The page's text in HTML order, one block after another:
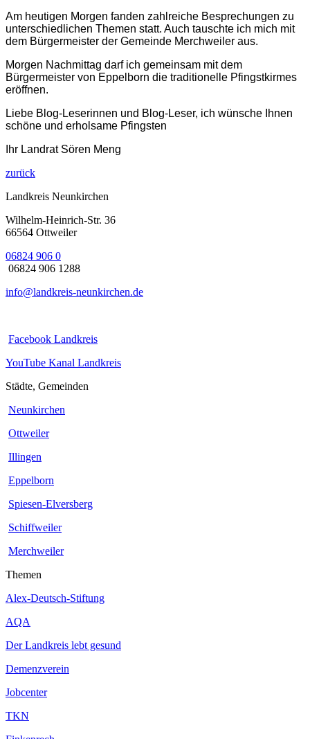
Am heutigen Morgen fanden zahlreiche Besprechungen zu
unterschiedlichen Themen statt. Auch tauschte ich mich mit
dem Bürgermeister der Gemeinde Merchweiler aus.
Morgen Nachmittag darf ich gemeinsam mit dem
Bürgermeister von Eppelborn die traditionelle Pfingstkirmes
eröffnen.
Liebe Blog-Leserinnen und Blog-Leser, ich wünsche Ihnen
schöne und erholsame Pfingsten
Ihr Landrat Sören Meng
zurück
Landkreis Neunkirchen
Wilhelm-Heinrich-Str. 36
66564 Ottweiler
06824 906 0
06824 906 1288
info@landkreis-neunkirchen.de
Facebook Landkreis
YouTube Kanal Landkreis
Städte, Gemeinden
Neunkirchen
Ottweiler
Illingen
Eppelborn
Spiesen-Elversberg
Schiffweiler
Merchweiler
Themen
Alex-Deutsch-Stiftung
AQA
Der Landkreis lebt gesund
Demenzverein
Jobcenter
TKN